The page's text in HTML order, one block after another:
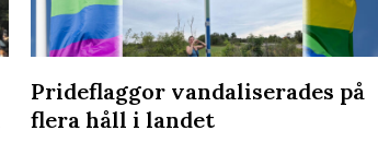
Prideflaggor vandaliserades på
flera håll i landet